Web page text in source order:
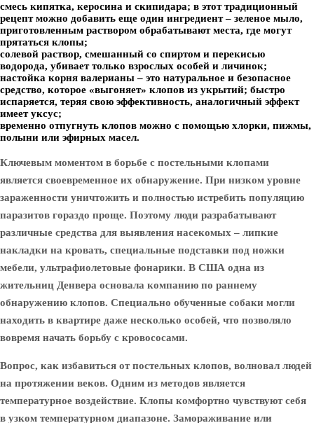
смесь кипятка, керосина и скипидара; в этот традиционный
рецепт можно добавить еще один ингредиент – зеленое мыло,
приготовленным раствором обрабатывают места, где могут
прятаться клопы;
солевой раствор, смешанный со спиртом и перекисью
водорода, убивает только взрослых особей и личинок;
настойка корня валерианы – это натуральное и безопасное
средство, которое «выгоняет» клопов из укрытий; быстро
испаряется, теряя свою эффективность, аналогичный эффект
имеет уксус;
временно отпугнуть клопов можно с помощью хлорки, пижмы,
полыни или эфирных масел.
Ключевым моментом в борьбе с постельными клопами
является своевременное их обнаружение. При низком уровне
зараженности уничтожить и полностью истребить популяцию
паразитов гораздо проще. Поэтому люди разрабатывают
различные средства для выявления насекомых – липкие
накладки на кровать, специальные подставки под ножки
мебели, ультрафиолетовые фонарики. В США одна из
жительниц Денвера основала компанию по раннему
обнаружению клопов. Специально обученные собаки могли
находить в квартире даже несколько особей, что позволяло
вовремя начать борьбу с кровососами.
Вопрос, как избавиться от постельных клопов, волновал людей
на протяжении веков. Одним из методов является
температурное воздействие. Клопы комфортно чувствуют себя
в узком температурном диапазоне. Замораживание или